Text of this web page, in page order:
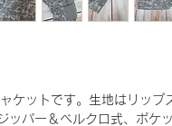
ケットです。生地はリップ
ッパー＆ベルクロ式、ポケ